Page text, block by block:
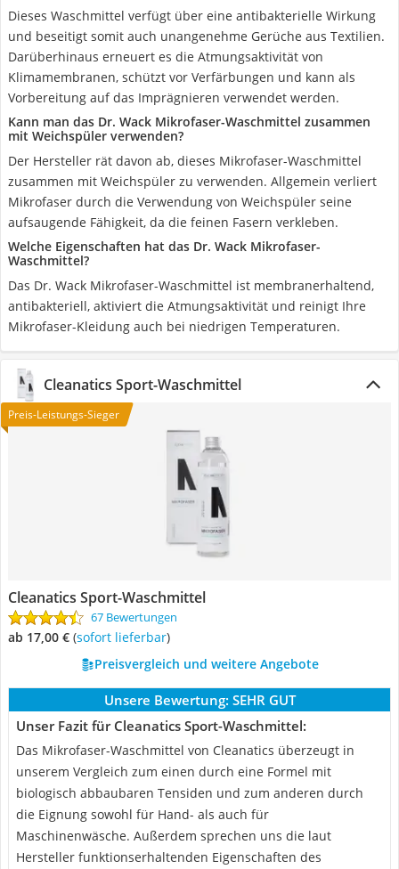
Dieses Waschmittel verfügt über eine antibakterielle Wirkung
und beseitigt somit auch unangenehme Gerüche aus Textilien.
Darüberhinaus erneuert es die Atmungsaktivität von
Klimamembranen, schützt vor Verfärbungen und kann als
Vorbereitung auf das Imprägnieren verwendet werden.
Kann man das Dr. Wack Mikrofaser-Waschmittel zusammen
mit Weichspüler verwenden?
Der Hersteller rät davon ab, dieses Mikrofaser-Waschmittel
zusammen mit Weichspüler zu verwenden. Allgemein verliert
Mikrofaser durch die Verwendung von Weichspüler seine
aufsaugende Fähigkeit, da die feinen Fasern verkleben.
Welche Eigenschaften hat das Dr. Wack Mikrofaser-
Waschmittel?
Das Dr. Wack Mikrofaser-Waschmittel ist membranerhaltend,
antibakteriell, aktiviert die Atmungsaktivität und reinigt Ihre
Mikrofaser-Kleidung auch bei niedrigen Temperaturen.
Cleanatics Sport-Waschmittel
Preis-Leistungs-Sieger
Cleanatics Sport-Waschmittel
67 Bewertungen
ab 17,00 € ( Sofort lieferbar)
Preisvergleich und weitere Angebote
Unsere Bewertung: SEHR GUT
Unser Fazit für Cleanatics Sport-Waschmittel:
Das Mikrofaser-Waschmittel von Cleanatics überzeugt in
unserem Vergleich zum einen durch eine Formel mit
biologisch abbaubaren Tensiden und zum anderen durch
die Eignung sowohl für Hand- als auch für
Maschinenwäsche. Außerdem sprechen uns die laut
Hersteller funktionserhaltenden Eigenschaften des